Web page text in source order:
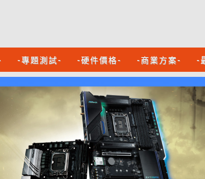
-專題測試- -硬件價格- -商業方案- -